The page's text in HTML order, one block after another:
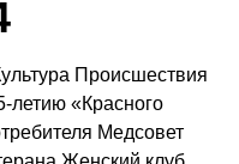
срока
массовые зарядки
Вологодчины
Происшествия
летию «Красного
Медсовет